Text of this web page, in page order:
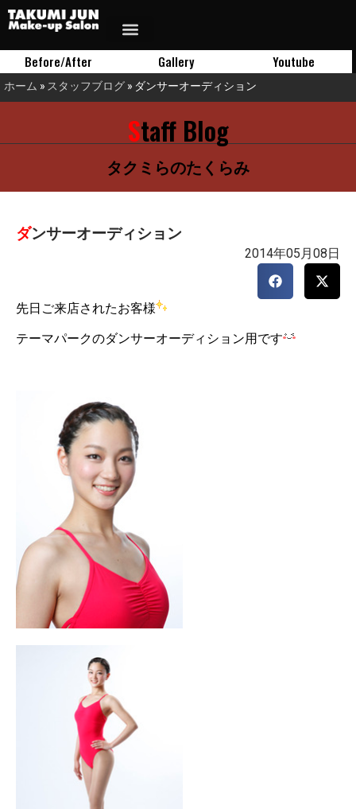
Before/After Gallery Youtube
ホーム » スタッフブログ » ダンサーオーディション
Staff Blog
タクミらのたくらみ
ダンサーオーディション
2014年05月08日
先日ご来店されたお客様
テーマパークのダンサーオーディション用です